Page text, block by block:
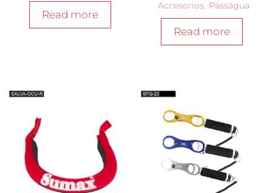
Read more
Accesorios Passágua
Read more